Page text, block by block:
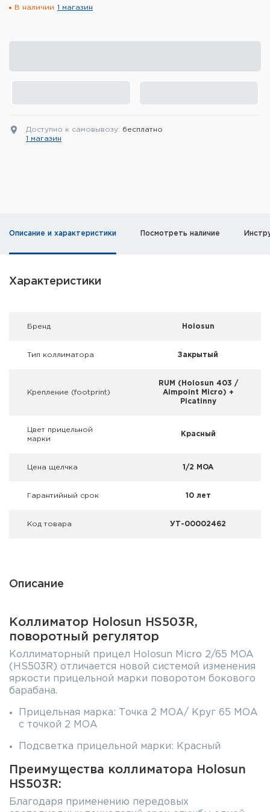
Ремни, патронташи и подсумки
Туристическое снаряжение
Оружейные шкафы и сейфы
Чехлы и кейсы
Дартс
Аксессуары
Комплекты
В наличии 1 магазин
Доступно к самовывозу: бесплатно
1 магазин
Описание и характеристики Посмотреть наличие
Характеристики
Брeнд Holosun
Тип коллиматора Закрытый
Крепление (footprint)
RUM (Holosun 403 /
Aimpoint Micro) +
Picatinny
Цвет прицельной
марки
Красный
Цена щелчка 1/2 MOA
Гарантийный срок 10 лет
Код товара УТ-00002462
Описание
Коллиматор Holosun HS503R,
поворотный регулятор
Коллиматорный прицел Holosun Micro 2/65 MOA
(HS503R) отличается новой системой изменения
яркости прицельной марки поворотом бокового
барабана.
Прицельная марка: Точка 2 МОА/ Круг 65 МОА
с точкой 2 МОА
Подсветка прицельной марки: Красный
Преимущества коллиматора Holosun
HS503R:
Благодаря применению передовых